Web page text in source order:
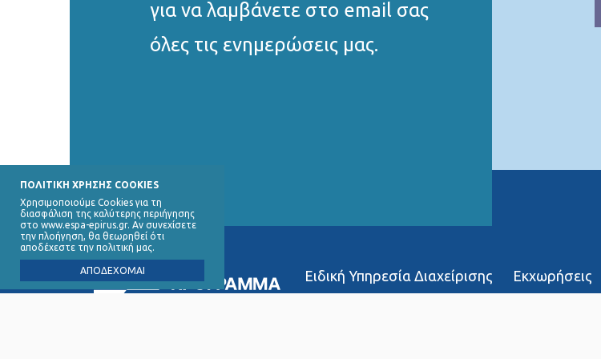
ΠΟΛΙΤΙΚΗ ΧΡΗΣΗΣ COOKIES
Χρησιμοποιούμε Cookies για τη
διασφάλιση της καλύτερης περιήγησης
στο www.espa-epirus.gr. Αν συνεχίσετε
την πλοήγηση, θα θεωρηθεί ότι
αποδέχεστε την πολιτική μας.
ΑΠΟΔΕΧΟΜΑΙ
για να λαμβάνετε στο email σας
όλες τις ενημερώσεις μας.
Ειδική Υπηρεσία Διαχείρισης Εκχωρήσεις